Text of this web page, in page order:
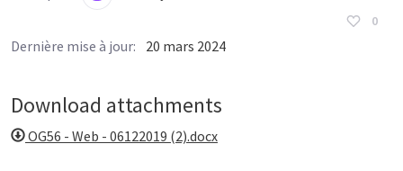
0
Dernière mise à jour: 20 mars 2024
Download attachments
OG56 - Web - 06122019 (2).docx